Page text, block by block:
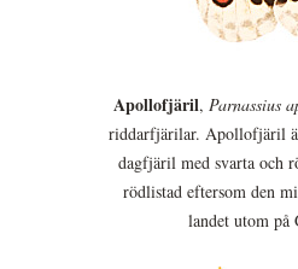
Apollofjäril, Parnassius
riddarfjärilar. Apollofjäril
dagfjäril med svarta och
rödlistad eftersom den
landet utom på